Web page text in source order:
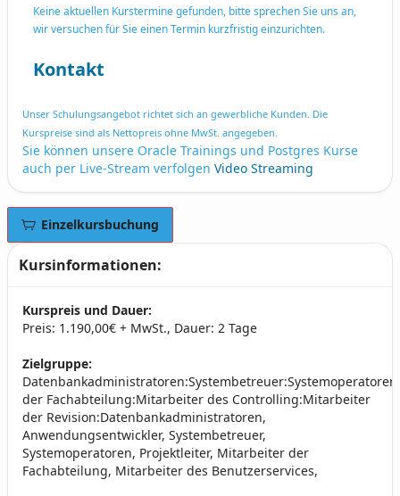
Keine aktuellen Kurstermine gefunden, bitte sprechen Sie uns an,
wir versuchen für Sie einen Termin kurzfristig einzurichten.
Kontakt
Unser Schulungsangebot richtet sich an gewerbliche Kunden. Die
Kurspreise sind als Nettopreis ohne MwSt. angegeben.
Sie können unsere Oracle Trainings und Postgres Kurse
auch per Live-Stream verfolgen Video Streaming
Einzelkursbuchung
Kursinformationen:
Kurspreis und Dauer:
Preis: 1.190,00€ + MwSt., Dauer: 2 Tage
Zielgruppe:
der Fachabteilung:Mitarbeiter des Controlling:Mitarbeiter
der Revision:Datenbankadministratoren,
Anwendungsentwickler, Systembetreuer,
Systemoperatoren, Projektleiter, Mitarbeiter der
Fachabteilung, Mitarbeiter des Benutzerservices,